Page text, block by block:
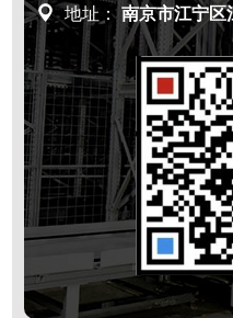
地址： 南京市江宁区